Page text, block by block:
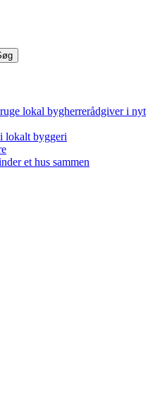
lokal bygherrerådgiver i nyt
lokalt byggeri
et hus sammen